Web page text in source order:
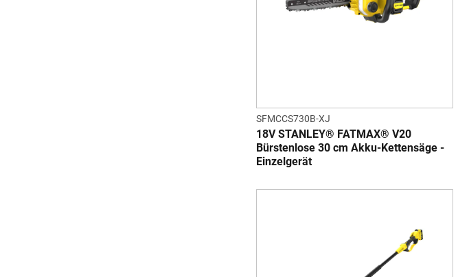
SFMCCS730B-XJ
18V STANLEY® FATMAX® V20
Bürstenlose 30 cm Akku-Kettensäge -
Einzelgerät